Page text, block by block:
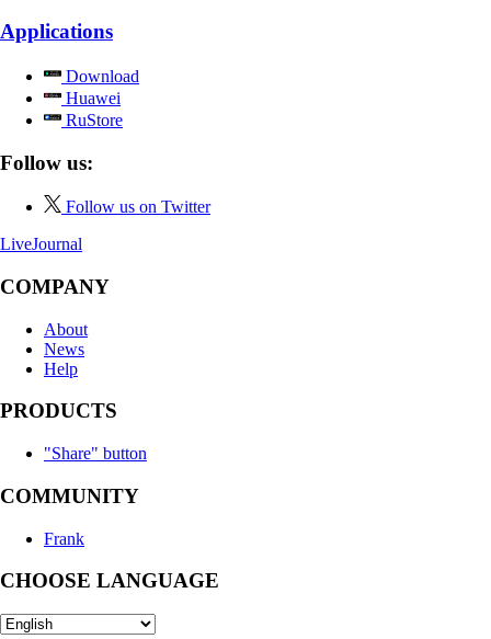
Applications
Download
Huawei
RuStore
Follow us:
Follow us on Twitter
LiveJournal
COMPANY
About
News
Help
PRODUCTS
"Share" button
COMMUNITY
Frank
CHOOSE LANGUAGE